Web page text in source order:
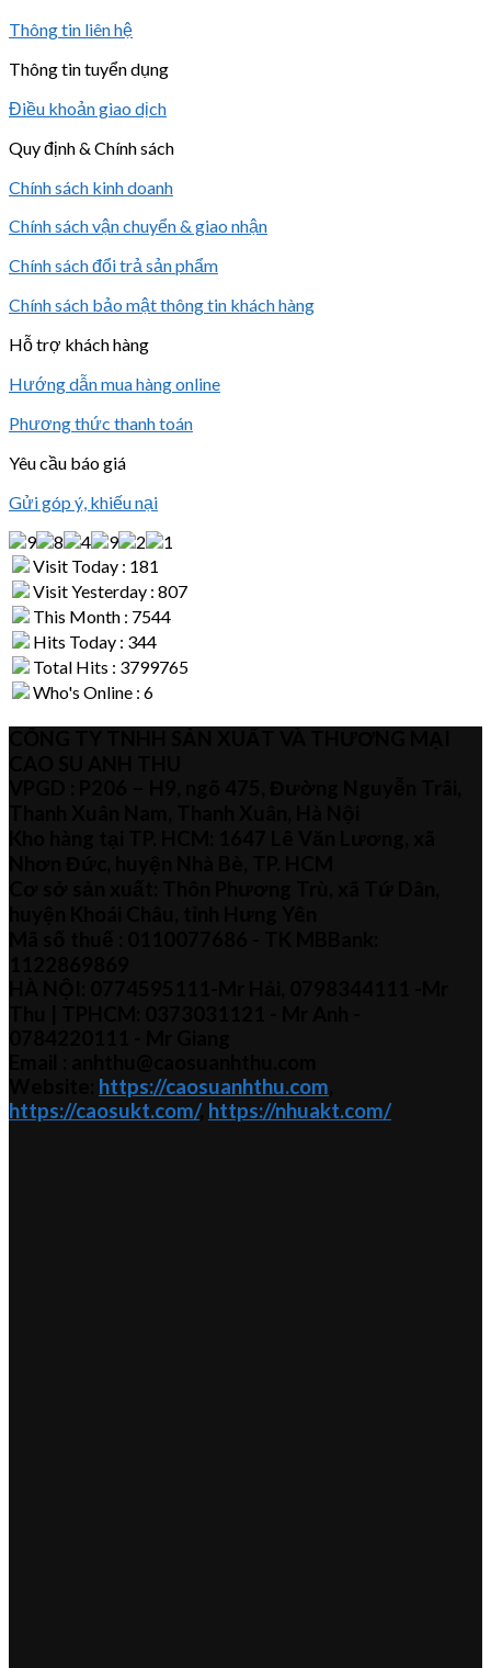
Thông tin liên hệ
Thông tin tuyển dụng
Điều khoản giao dịch
Quy định & Chính sách
Chính sách kinh doanh
Chính sách vận chuyển & giao nhận
Chính sách đổi trả sản phẩm
Chính sách bảo mật thông tin khách hàng
Hỗ trợ khách hàng
Hướng dẫn mua hàng online
Phương thức thanh toán
Yêu cầu báo giá
Gửi góp ý, khiếu nại
Visit Today : 181
Visit Yesterday : 807
This Month : 7544
Hits Today : 344
Total Hits : 3799765
Who's Online : 6
https://caosuanhthu.com
https://caosukt.com/, https://nhuakt.com/